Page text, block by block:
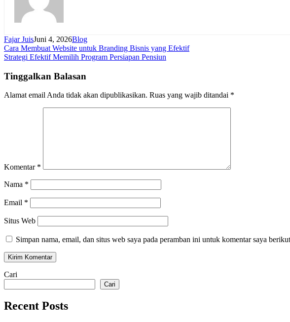
Fajar JuisJuni 4, 2026Blog
Navigasi
pos
Cara Membuat Website untuk Branding Bisnis yang Efektif
Strategi Efektif Memilih Program Persiapan Pensiun
Tinggalkan Balasan
Alamat email Anda tidak akan dipublikasikan. Ruas yang wajib ditandai *
Komentar *
Nama *
Email *
Situs Web
Simpan nama, email, dan situs web saya pada peramban ini untuk komentar saya
Cari
Cari
Recent Posts